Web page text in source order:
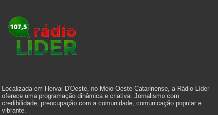
Localizada em Herval D'Oeste, no Meio Oeste Catarinense, a Rádio Líder
oferece uma programação dinâmica e criativa. Jornalismo com
credibilidade, preocupação com a comunidade, comunicação popular e
vibrante.